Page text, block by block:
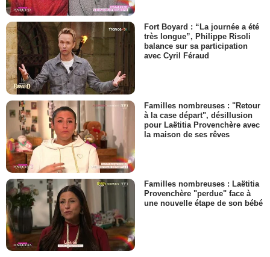
Fort Boyard : “La journée a été
très longue”, Philippe Risoli
balance sur sa participation
avec Cyril Féraud
Familles nombreuses : "Retour
à la case départ", désillusion
pour Laëtitia Provenchère avec
la maison de ses rêves
Familles nombreuses : Laëtitia
Provenchère "perdue" face à
une nouvelle étape de son bébé